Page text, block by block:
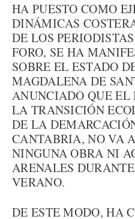
HA PUESTO COMO
DINÁMICAS
DE LOS
FORO, SE HA
SOBRE EL ESTADO
MAGDALENA DE
ANUNCIADO QUE
LA TRANSICIÓN
DE LA
CANTABRIA, NO VA
NINGUNA OBRA NI
ARENALES
VERANO.
DE ESTE MODO, HA